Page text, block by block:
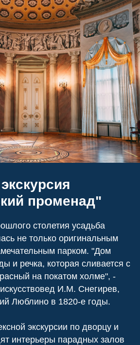
променад"
столетия усадьба
не только оригинальным
парком. "Дом
и речка, которая сливается с
на покатом холме", -
И.М. Снегирев,
Люблино в 1820-е годы.
экскурсии по дворцу и
интерьеры парадных залов